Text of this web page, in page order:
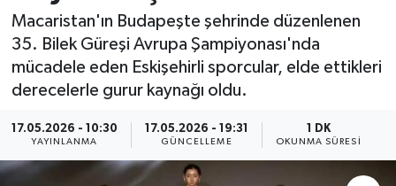
Macaristan'ın Budapeşte şehrinde düzenlenen
35. Bilek Güreşi Avrupa Şampiyonası'nda
mücadele eden Eskişehirli sporcular, elde ettikleri
derecelerle gurur kaynağı oldu.
17.05.2026 - 10:30
YAYINLANMA
17.05.2026 - 19:31
GÜNCELLEME
1 DK
OKUNMA SÜRESI
Resmi İlan
Sağlık
Siyaset
Spor